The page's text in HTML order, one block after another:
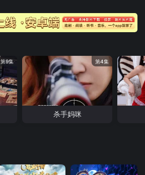
第9集 第4集
杀手妈咪